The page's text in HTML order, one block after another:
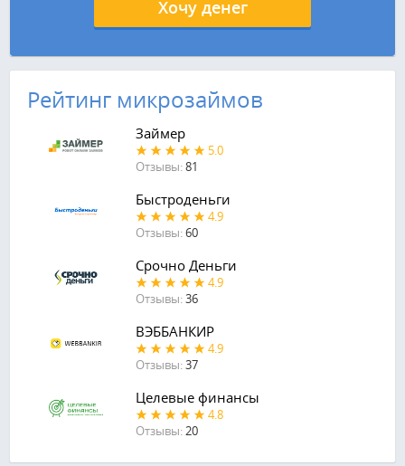
Хочу денег
Рейтинг микрозаймов
Займер
5.0
Отзывы:81
Быстроденьги
4.9
Отзывы:60
Срочно Деньги
4.9
Отзывы:36
ВЭББАНКИР
4.9
Отзывы:37
Целевые финансы
4.8
Отзывы:20